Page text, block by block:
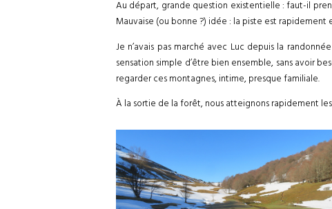
Au départ, grande question existentielle : faut-il
Mauvaise (ou bonne ?) idée : la piste est
Je n’avais pas marché avec Luc depuis la
sensation simple d’être bien ensemble, sans avoir
regarder ces montagnes, intime, presque familiale.
À la sortie de la forêt, nous atteignons rapidement